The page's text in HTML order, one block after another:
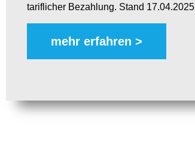
tariflicher Bezahlung. Stand 17.04.2025
mehr erfahren >